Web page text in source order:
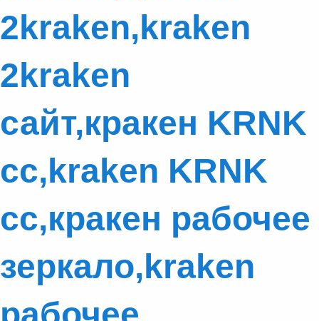
2kraken,kraken
2kraken
сайт,кракен KRNK
cc,kraken KRNK
cc,кракен рабочее
зеркало,kraken